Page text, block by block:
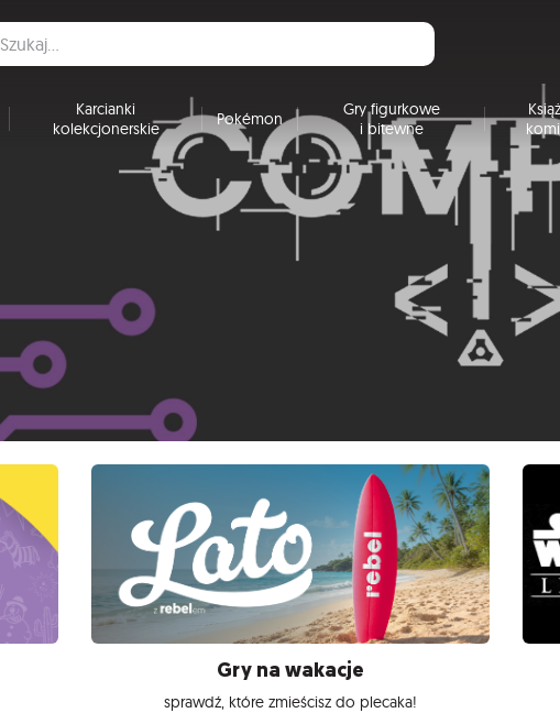
Karcianki
kolekcjonerskie
Pokémon
Gry figurkowe
i bitewne
Gry na wakacje
sprawdź, które zmieścisz do plecaka!